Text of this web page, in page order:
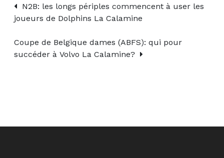
N2B: les longs périples commencent à user les
joueurs de Dolphins La Calamine
Coupe de Belgique dames (ABFS): qui pour
succéder à Volvo La Calamine?